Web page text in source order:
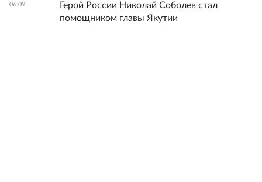
06:09
Герой России Николай Соболев стал
помощником главы Якутии